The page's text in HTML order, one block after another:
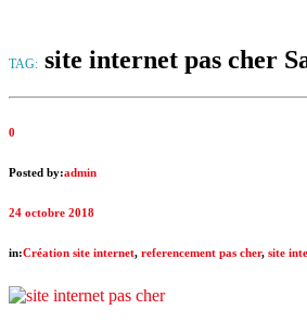
TAG: site internet pas cher
0
Posted by:admin
24 octobre 2018
in:Création site internet, referencement pas cher, site